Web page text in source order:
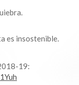
es insostenible.
19: